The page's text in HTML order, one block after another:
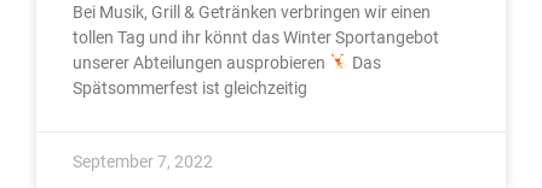
Bei Musik, Grill & Getränken verbringen wir einen
tollen Tag und ihr könnt das Winter Sportangebot
unserer Abteilungen ausprobieren
Das
Spätsommerfest ist gleichzeitig
September 7, 2022